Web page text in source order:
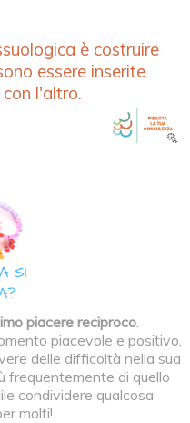
è costruire
essere inserite
l'altro.
piacere reciproco.
piacevole e positivo,
delle difficoltà nella sua
frequentemente di quello
condividere qualcosa
molti!